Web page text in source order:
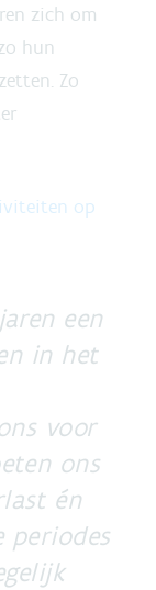
zich om
hun
Zo
op
een
in het
voor
ons
én
periodes